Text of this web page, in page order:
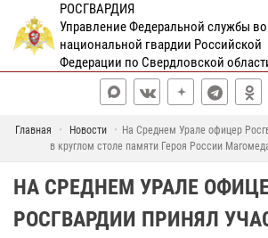
РОСГВАРДИЯ
Управление Федеральной службы
национальной гвардии Российской
Федерации по Свердловской
Главная Новости
На Среднем Урале офицер
в круглом столе памяти Героя России
НА СРЕДНЕМ УРАЛЕ
РОСГВАРДИИ ПРИНЯЛ